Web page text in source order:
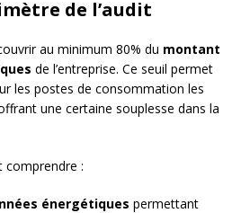
de l’audit
au minimum 80% du montant
de l’entreprise. Ce seuil permet
les postes de consommation les
une certaine souplesse dans la
comprendre :
énergétiques permettant